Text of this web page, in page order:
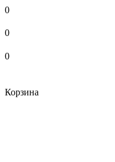
0
0
0
Корзина